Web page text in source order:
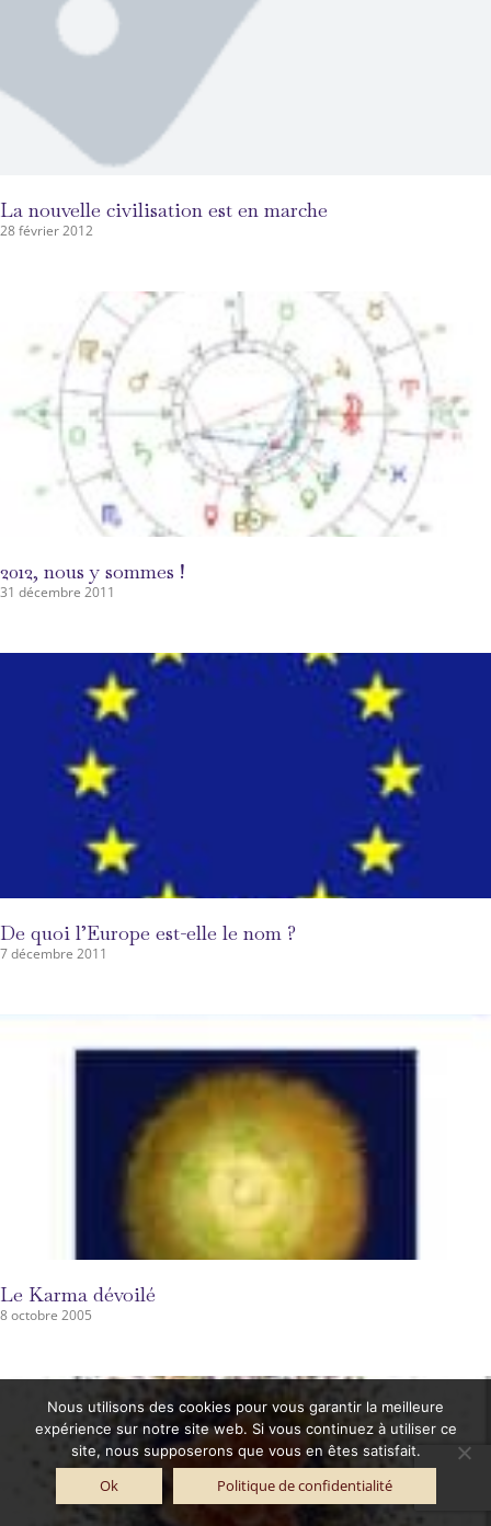
La nouvelle civilisation est en marche
28 février 2012
2012, nous y sommes !
31 décembre 2011
De quoi l’Europe est-elle le nom ?
7 décembre 2011
Le Karma dévoilé
8 octobre 2005
Nous utilisons des cookies pour vous garantir la meilleure
expérience sur notre site web. Si vous continuez à utiliser ce
site, nous supposerons que vous en êtes satisfait.
Ok Politique de confidentialité